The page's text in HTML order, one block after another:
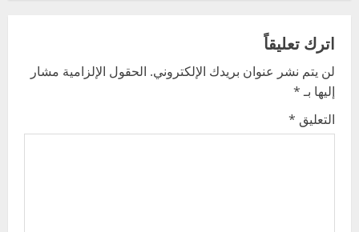
a
v
i
g
اترك تعليقاً
لن يتم نشر عنوان بريدك الإلكتروني. الحقول الإلزامية مشار
إليها بـ*
التعليق *